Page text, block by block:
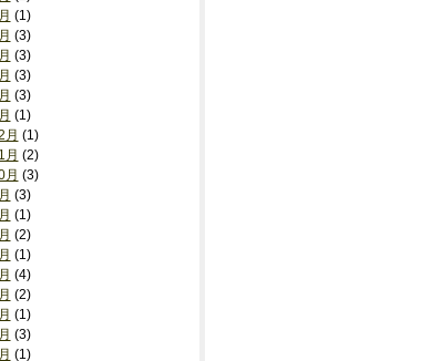
(1)
(3)
(3)
(3)
(3)
(1)
月 (1)
月 (2)
月 (3)
(3)
(1)
(2)
(1)
(4)
(2)
(1)
(3)
(1)